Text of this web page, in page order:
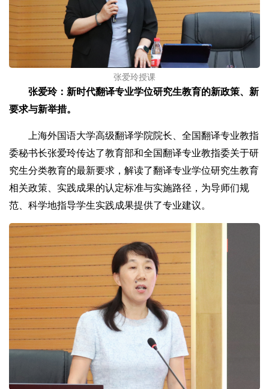
张爱玲授课
张爱玲：新时代翻译专业学位研究生教育的新政策、新
要求与新举措。
上海外国语大学高级翻译学院院长、全国翻译专业教指
委秘书长张爱玲传达了教育部和全国翻译专业教指委关于研
究生分类教育的最新要求，解读了翻译专业学位研究生教育
相关政策、实践成果的认定标准与实施路径，为导师们规
范、科学地指导学生实践成果提供了专业建议。